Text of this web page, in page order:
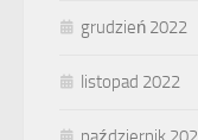
grudzień 2022
listopad 2022